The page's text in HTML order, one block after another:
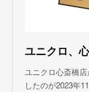
ユニクロ心斎橋
したのが2023年